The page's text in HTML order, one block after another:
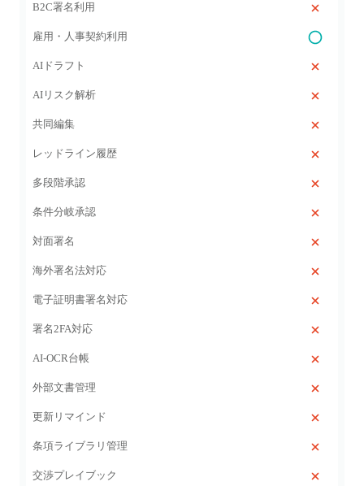
B2C署名利用
雇用・人事契約利用
AIドラフト
AIリスク解析
共同編集
レッドライン履歴
多段階承認
条件分岐承認
対面署名
海外署名法対応
電子証明書署名対応
署名2FA対応
AI‑OCR台帳
外部文書管理
更新リマインド
条項ライブラリ管理
交渉プレイブック